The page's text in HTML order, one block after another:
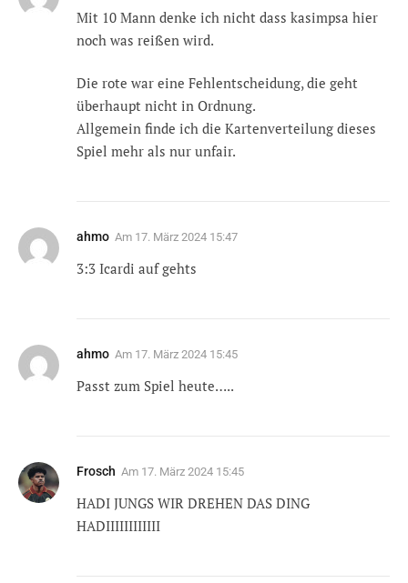
Mit 10 Mann denke ich nicht dass kasimpsa hier
noch was reißen wird.
Die rote war eine Fehlentscheidung, die geht
überhaupt nicht in Ordnung.
Allgemein finde ich die Kartenverteilung dieses
Spiel mehr als nur unfair.
ahmo Am 17. März 2024 15:47
3:3 Icardi auf gehts
ahmo Am 17. März 2024 15:45
Passt zum Spiel heute…..
Frosch Am 17. März 2024 15:45
HADI JUNGS WIR DREHEN DAS DING
HADIIIIIIIIIIII